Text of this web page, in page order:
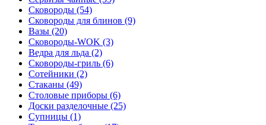
Сковороды (54)
Сковороды для блинов (9)
Вазы (20)
Сковороды-WOK (3)
Ведра для льда (2)
Сковороды-гриль (6)
Сотейники (2)
Стаканы (49)
Столовые приборы (6)
Доски разделочные (25)
Супницы (1)